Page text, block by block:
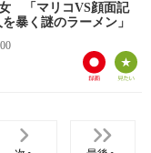
「マリコVS顔面記
暴く謎のラーメン」